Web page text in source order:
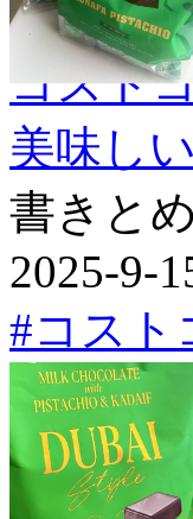
コスト
美味し
書きと
2025-9-
#コスト